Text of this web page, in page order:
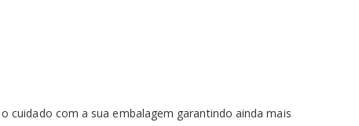
cuidado com a sua embalagem garantindo ainda mais